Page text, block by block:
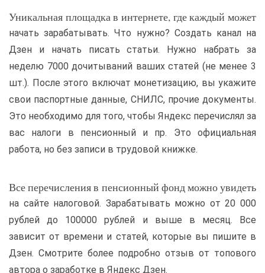
Уникальная площадка в интернете, где каждый может
начать зарабатывать. Что нужно? Создать канал на
Дзен и начать писать статьи. Нужно набрать за
неделю 7000 дочитываний ваших статей (не менее 3
шт.). После этого включат монетизацию, вы укажите
свои паспортные данные, СНИЛС, прочие документы.
Это необходимо для того, чтобы Яндекс перечислял за
вас налоги в пенсионный и пр. Это официальная
работа, но без записи в трудовой книжке.
Все перечисления в пенсионный фонд можно увидеть
на сайте налоговой. Зарабатывать можно от 20 000
рублей до 100000 рублей и выше в месяц. Все
зависит от времени и статей, которые вы пишите в
Дзен. Смотрите более подробно отзыв от топового
автора о заработке в Яндекс Дзен.